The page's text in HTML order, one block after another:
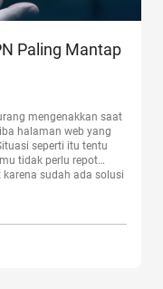
Paling Mantap
mengenakkan saat
halaman web yang
seperti itu tentu
tidak perlu repot
sudah ada solusi